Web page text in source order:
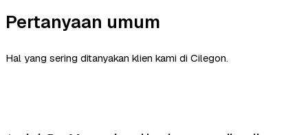
Pertanyaan umum
Hal yang sering ditanyakan klien kami di Cilegon.